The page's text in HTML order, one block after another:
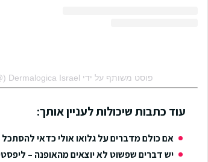
פוסט משותף על ידי ‏‎Dermalogica Israel‎‏ (@‏‎dermalogica_il‎‏)
עוד כתבות שיכולות לעניין אותך:
אם כולם מדברים על גלואו אולי כדאי
יש דברים שפשוט לא יוצאים מהאופנה –